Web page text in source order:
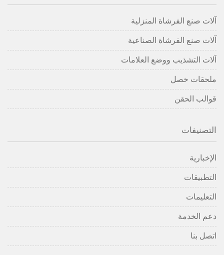
آلات صنع الفرشاة المنزلية
آلات صنع الفرشاة الصناعية
آلات التشذيب ووضع العلامات
ملحقات خصل
قوالب الحقن
التصنيفات
الإخبارية
التطبيقات
التعليمات
دعم الخدمة
اتصل بنا